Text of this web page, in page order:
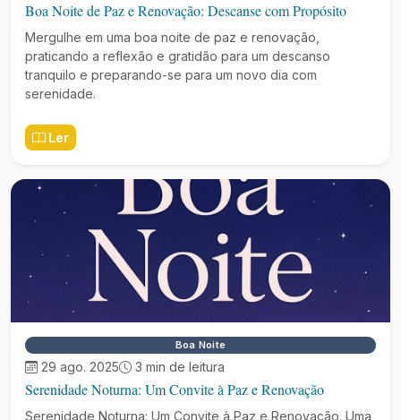
Boa Noite de Paz e Renovação: Descanse com Propósito
Mergulhe em uma boa noite de paz e renovação,
praticando a reflexão e gratidão para um descanso
tranquilo e preparando-se para um novo dia com
serenidade.
Ler
Boa Noite
29 ago. 2025 3 min de leitura
Serenidade Noturna: Um Convite à Paz e Renovação
Serenidade Noturna: Um Convite à Paz e Renovação. Uma